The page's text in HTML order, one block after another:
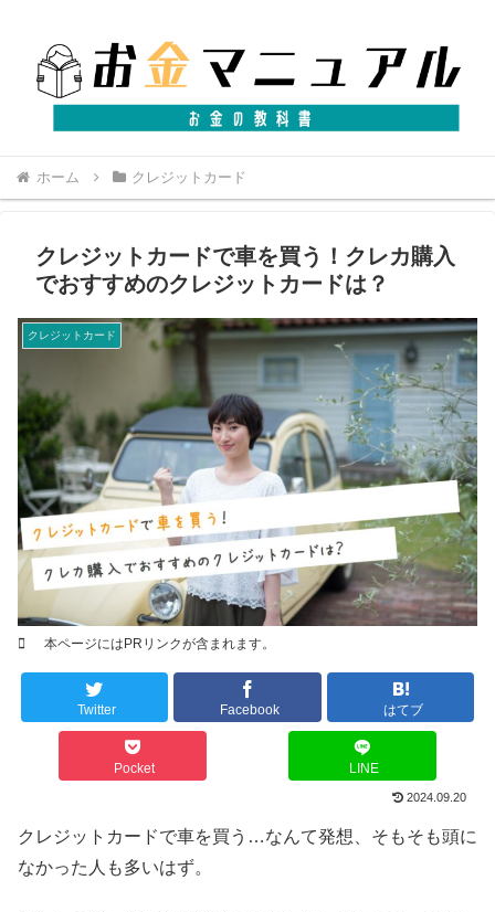
ホーム クレジットカード
クレジットカードで車を買う！クレカ購入
でおすすめのクレジットカードは？
本ページにはPRリンクが含まれます。
クレジットカード
Twitter Facebook はてブ
Pocket LINE
2024.09.20
クレジットカードで車を買う…なんて発想、そもそも頭に
なかった人も多いはず。